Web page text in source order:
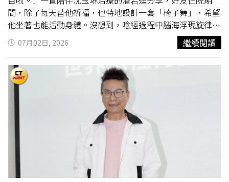
不是主要考量，而是在散播歡樂散播愛的同時，我們心裡也
會很充實。」
間，除了每天替他祈福，也特地設計一套「椅子舞」，希望
他坐著也能活動身體。沒想到，唸經過程中腦海浮現旋律，
讓他寫下新歌〈尖叫聲〉。沈玉琳笑說：「我本來以為他是
真心關心我，沒想到他找到商機。」潘若迪連忙喊冤：「我
是真情流露！」接著帶著全場一起大跳90秒。沈玉琳提到，
自己在醫院就是靠著這套動作慢慢恢復，連主治醫師都覺得
不錯，打算在醫院推廣。提到好友間的相處，沈玉琳也自
爆，兩人錄影前一天在日本出外景，自己總愛嘲弄、調侃潘
若迪，讓潘若迪忍不住反擊：「我真後悔把你救活！」馬力
歐見縫插針：「所以潘老師今天是來打歌的？」沈玉琳立刻
接哏：「他東扯西扯就是來打歌。」老友間相愛相殺，笑翻
全場。此外，唐綺陽爆料，沈玉琳休養期間，馬力歐曾趁上
通告的機會，自薦可以跟她搭檔，潘若迪聽完就對沈玉琳
說：「我那時候就講，你不在很多人都想篡位，你要趕快回
07月02日, 2026 繼續閱讀